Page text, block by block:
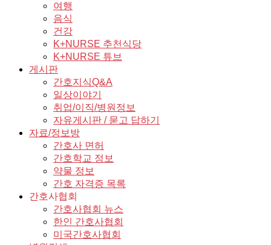
여행
음식
건강
K+NURSE 추천식당
K+NURSE 튜브
게시판
간호지식Q&A
일상이야기
취업/이직/병원정보
자유게시판 / 묻고 답하기
자료/정보방
간호사 면허
간호학교 정보
약물 정보
간호 자격증 목록
간호사협회
간호사협회 뉴스
한인 간호사협회
미국간호사협회